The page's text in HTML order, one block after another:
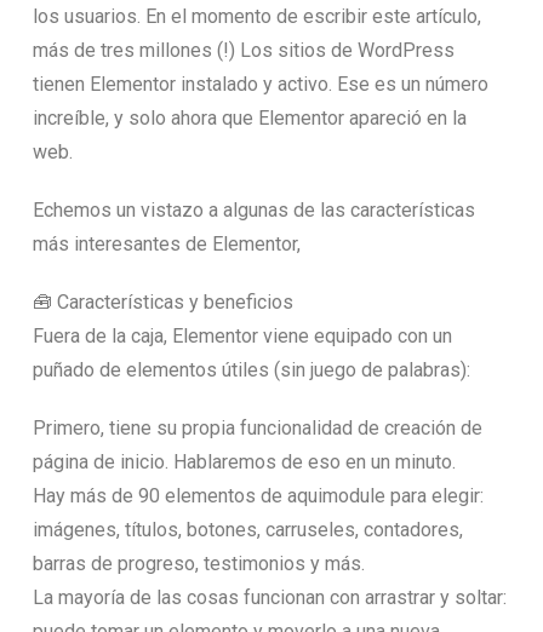
los usuarios. En el momento de escribir este artículo,
más de tres millones (!) Los sitios de WordPress
tienen Elementor instalado y activo. Ese es un número
increíble, y solo ahora que Elementor apareció en la
web.
Echemos un vistazo a algunas de las características
más interesantes de Elementor,
🧰 Características y beneficios
Fuera de la caja, Elementor viene equipado con un
puñado de elementos útiles (sin juego de palabras):
Primero, tiene su propia funcionalidad de creación de
página de inicio. Hablaremos de eso en un minuto.
Hay más de 90 elementos de aquimodule para elegir:
imágenes, títulos, botones, carruseles, contadores,
barras de progreso, testimonios y más.
La mayoría de las cosas funcionan con arrastrar y soltar: